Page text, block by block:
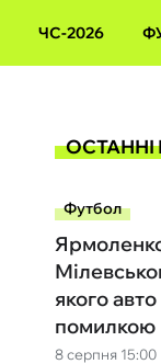
ЧС-2026
Футбол
8 серпня 15:00
якого
помилкою